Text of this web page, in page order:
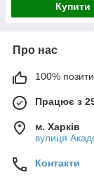
Купити
Про нас
100%
Працює з
м. Харків
вулиця
Контакти